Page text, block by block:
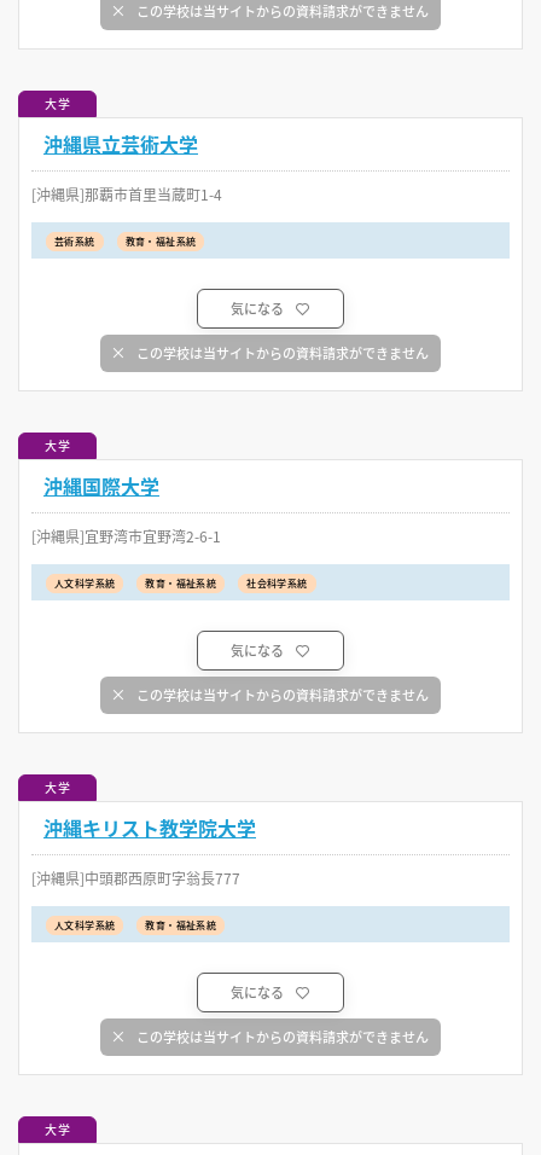
この学校は当サイトからの資料請求ができません
大学
沖縄県立芸術大学
[沖縄県]那覇市首里当蔵町1-4
芸術系統 教育・福祉系統
気になる
この学校は当サイトからの資料請求ができません
大学
沖縄国際大学
[沖縄県]宜野湾市宜野湾2-6-1
人文科学系統 教育・福祉系統 社会科学系統
気になる
この学校は当サイトからの資料請求ができません
大学
沖縄キリスト教学院大学
[沖縄県]中頭郡西原町字翁長777
人文科学系統 教育・福祉系統
気になる
この学校は当サイトからの資料請求ができません
大学